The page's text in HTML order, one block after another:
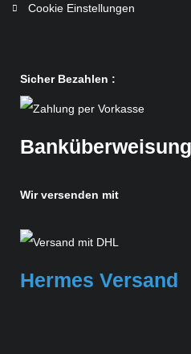
Cookie Einstellungen
Sicher Bezahlen :
Banküberweisung
Wir versenden mit
Hermes Versand